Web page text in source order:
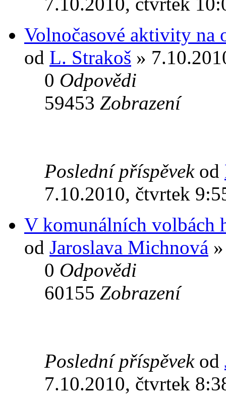
Volnočasové aktivity na
od L. Strakoš »
0 Odpovědi
59453 Zobrazení
Poslední příspěvek od
7.10.2010, čtvrtek
V komunálních volbách
od Jaroslava Michnová
0 Odpovědi
60155 Zobrazení
Poslední příspěvek od
7.10.2010, čtvrtek